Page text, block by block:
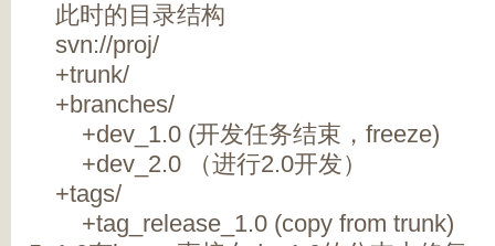
此时的目录结构
svn://proj/
+trunk/
+branches/
+dev_1.0 (开发任务结束，freeze)
+dev_2.0 （进行2.0开发）
+tags/
+tag_release_1.0 (copy from trunk)